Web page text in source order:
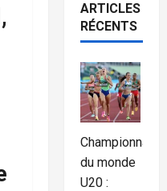
ARTICLES
RÉCENTS
Championnat
du monde
U20 :